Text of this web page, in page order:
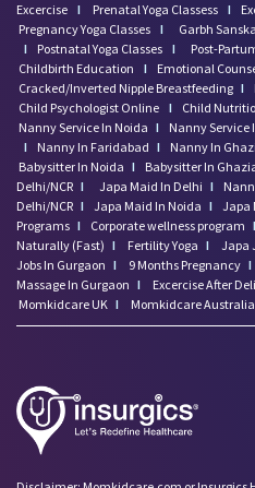
Excercise I Prenatal Yoga Classess I
Pregnancy Yoga Classes I Garbh
I
Postnatal Yoga Classes I Post-
Childbirth Education
I Emotional
Cracked/Inverted Nipple Breastfeeding I
Child Psychologist Online I Child
Nanny Service In Noida I Nanny Service
I
Nanny In Faridabad I Nanny In
Babysitter In Noida I Babysitter In
Delhi/NCR I Japa Maid In Delhi I
Delhi/NCR I Japa Maid In Noida I Japa
Programs I Corporate wellness program I
Naturally (Fast) I Fertility Yoga I Japa
Jobs In Gurgaon I 9 Months Pregnancy I
Massage In Gurgaon I Excercise After
Momkidcare UK I Momkidcare Australia